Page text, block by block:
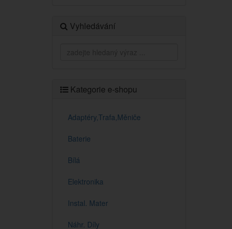
Vyhledávání
Kategorie e-shopu
Adaptéry,Trafa,Měniče
Baterie
Bílá
Elektronika
Instal. Mater
Náhr. Díly